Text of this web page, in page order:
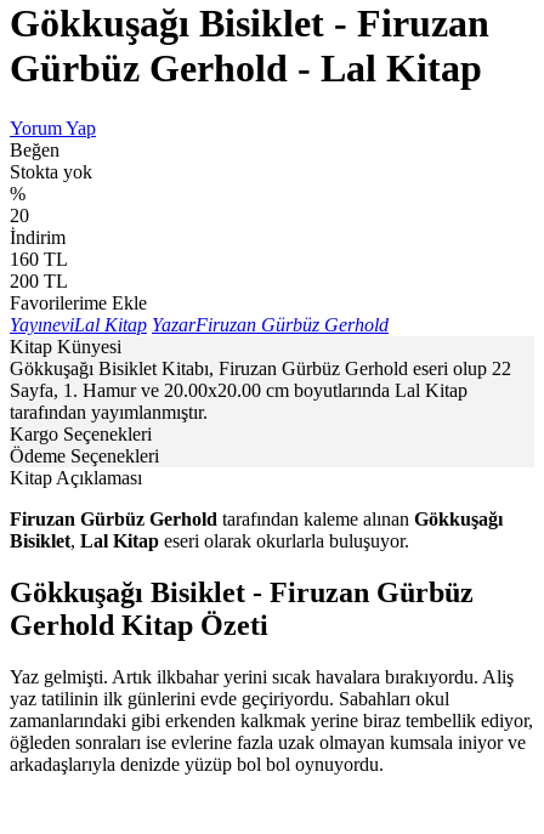
Gökkuşağı Bisiklet - Firuzan
Gürbüz Gerhold - Lal Kitap
Yorum Yap
Beğen
Stokta yok
%
20
İndirim
160 TL
200 TL
Favorilerime Ekle
YayıneviLal Kitap YazarFiruzan Gürbüz Gerhold
Kitap Künyesi
Gökkuşağı Bisiklet Kitabı, Firuzan Gürbüz Gerhold eseri olup 22
Sayfa, 1. Hamur ve 20.00x20.00 cm boyutlarında Lal Kitap
tarafından yayımlanmıştır.
Kargo Seçenekleri
Ödeme Seçenekleri
Kitap Açıklaması
Firuzan Gürbüz Gerhold tarafından kaleme alınan Gökkuşağı
Bisiklet, Lal Kitap eseri olarak okurlarla buluşuyor.
Gökkuşağı Bisiklet - Firuzan Gürbüz
Gerhold Kitap Özeti
Yaz gelmişti. Artık ilkbahar yerini sıcak havalara bırakıyordu. Aliş
yaz tatilinin ilk günlerini evde geçiriyordu. Sabahları okul
zamanlarındaki gibi erkenden kalkmak yerine biraz tembellik ediyor,
öğleden sonraları ise evlerine fazla uzak olmayan kumsala iniyor ve
arkadaşlarıyla denizde yüzüp bol bol oynuyordu.